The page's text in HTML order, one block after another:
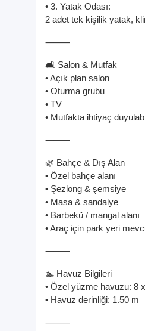
• 3. Yatak Odası:
2 adet tek kişilik yatak,
⸻
🛋️ Salon & Mutfak
• Açık plan salon
• Oturma grubu
• TV
• Mutfakta ihtiyaç
⸻
🌿 Bahçe & Dış Alan
• Özel bahçe alanı
• Şezlong & şemsiye
• Masa & sandalye
• Barbekü / mangal alanı
• Araç için park yeri
⸻
🏊 Havuz Bilgileri
• Özel yüzme havuzu: 8
• Havuz derinliği: 1.50 m
⸻